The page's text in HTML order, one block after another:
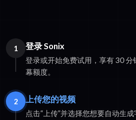
1 登录 Sonix
登录或开始免费试用，享有 30 分
幕额度。
2 上传您的视频
点击“上传”并选择您想要自动生